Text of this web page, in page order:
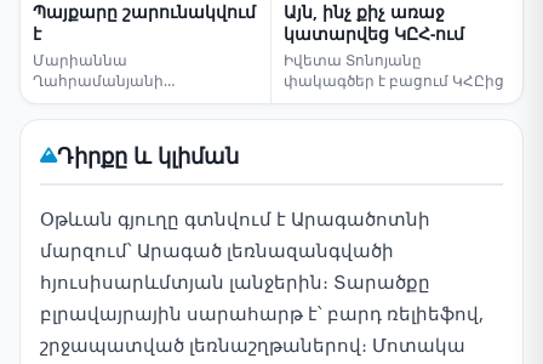
Պայքարը շարունակվում
է
Մարիաննա
Ղահրամանյանի
սենսացիոն կոչը
Այն, ինչ քիչ առաջ
կատարվեց ԿԸՀ-ում
Իվետա Տոնոյանը
փակագծեր է բացում ԿՀԸից
Դիրքը և կլիման
Օթևան գյուղը գտնվում է Արագածոտնի
մարզում՝ Արագած լեռնազանգվածի
հյուսիսարևմտյան լանջերին։ Տարածքը
բլրավայրային սարահարթ է՝ բարդ ռելիեֆով,
շրջապատված լեռնաշղթաներով։ Մոտակա